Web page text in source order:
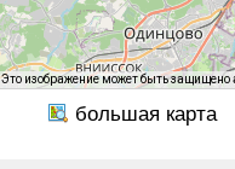
Это изображение может быть